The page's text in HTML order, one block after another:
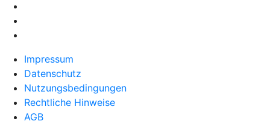
Impressum
Datenschutz
Nutzungsbedingungen
Rechtliche Hinweise
AGB